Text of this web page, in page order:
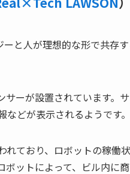
と人が理想的な形で共存
ーが設置されています。
どが表示されるようです。
ており、ロボットの稼働
ットによって、ビル内に